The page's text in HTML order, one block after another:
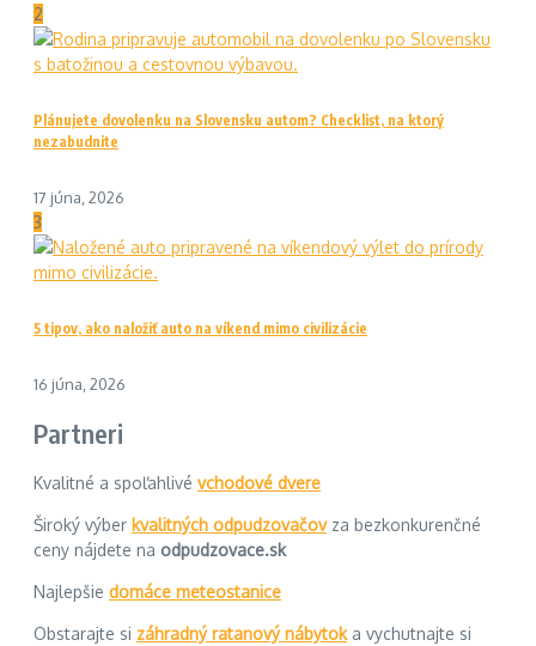
2
Plánujete dovolenku na Slovensku autom? Checklist, na ktorý
nezabudnite
17 júna, 2026
3
5 tipov, ako naložiť auto na víkend mimo civilizácie
16 júna, 2026
Partneri
Kvalitné a spoľahlivé vchodové dvere
Široký výber kvalitných odpudzovačovza bezkonkurenčné
ceny nájdete na odpudzovace.sk
Najlepšie domáce meteostanice
Obstarajte si záhradný ratanový nábytoka vychutnajte si